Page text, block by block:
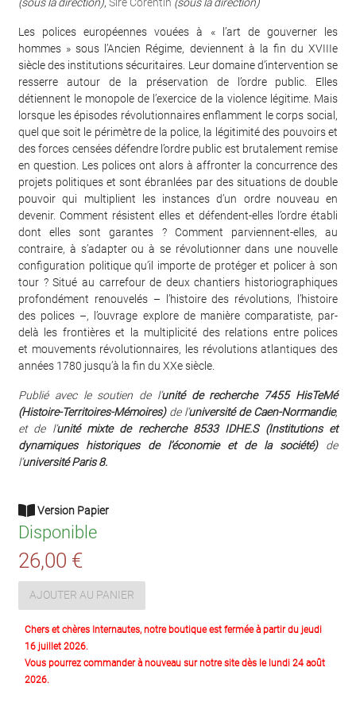
Les polices européennes vouées à « l’art de gouverner les
hommes » sous l’Ancien Régime, deviennent à la fin du XVIIIe
siècle des institutions sécuritaires. Leur domaine d’intervention se
resserre autour de la préservation de l’ordre public. Elles
détiennent le monopole de l’exercice de la violence légitime. Mais
lorsque les épisodes révolutionnaires enflamment le corps social,
quel que soit le périmètre de la police, la légitimité des pouvoirs et
des forces censées défendre l’ordre public est brutalement remise
en question. Les polices ont alors à affronter la concurrence des
projets politiques et sont ébranlées par des situations de double
pouvoir qui multiplient les instances d’un ordre nouveau en
devenir. Comment résistent elles et défendent-elles l’ordre établi
dont elles sont garantes ? Comment parviennent-elles, au
contraire, à s’adapter ou à se révolutionner dans une nouvelle
configuration politique qu’il importe de protéger et policer à son
tour ? Situé au carrefour de deux chantiers historiographiques
profondément renouvelés – l’histoire des révolutions, l’histoire
des polices –, l’ouvrage explore de manière comparatiste, par-
delà les frontières et la multiplicité des relations entre polices
et mouvements révolutionnaires, les révolutions atlantiques des
années 1780 jusqu’à la fin du XXe siècle.
Publié avec le soutien de l’unité de recherche 7455 HisTeMé
(Histoire-Territoires-Mémoires)de l’université de Caen-Normandie,
et de l’unité mixte de recherche 8533 IDHE.S (Institutions et
dynamiques historiques de l’économie et de la société)de
l’université Paris 8.
Version Papier
Disponible
26,00 €
AJOUTER AU PANIER
Chers et chères Internautes, notre boutique est fermée à partir du jeudi
16 juillet 2026.
Vous pourrez commander à nouveau sur notre site dès le lundi 24 août
2026.